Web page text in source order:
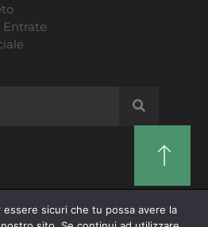
Entrate
| P.IVA 03769820279 |
sicuri che tu possa avere la